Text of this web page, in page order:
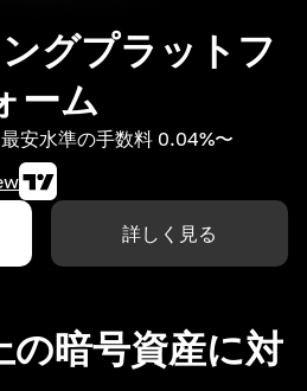
グプラットフ
ーム
安水準の手数料 0.04%〜
詳しく見る
の暗号資産に対